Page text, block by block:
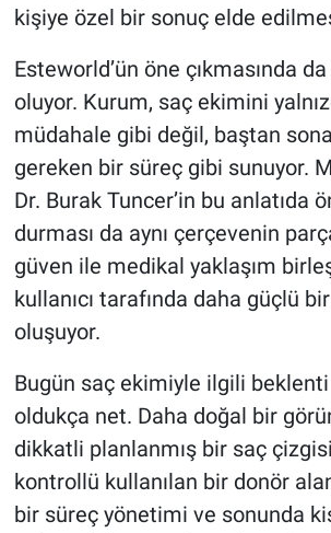
kişiye özel bir sonuç elde
Esteworld’ün öne çıkmasında
oluyor. Kurum, saç ekimini
müdahale gibi değil, baştan
gereken bir süreç gibi sunuyor.
Dr. Burak Tuncer’in bu anlatıda
durması da aynı çerçevenin
güven ile medikal yaklaşım
kullanıcı tarafında daha güçlü bir
oluşuyor.
Bugün saç ekimiyle ilgili beklenti
oldukça net. Daha doğal bir
dikkatli planlanmış bir saç
kontrollü kullanılan bir donör
bir süreç yönetimi ve sonunda